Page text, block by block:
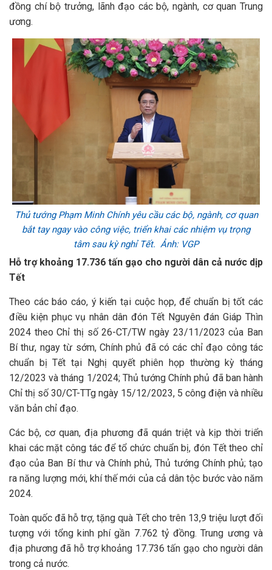
đồng chí bộ trưởng, lãnh đạo các bộ, ngành, cơ quan Trung
ương.
Thủ tướng Phạm Minh Chính yêu cầu các bộ, ngành, cơ quan
bắt tay ngay vào công việc, triển khai các nhiệm vụ trọng
tâm sau kỳ nghỉ Tết. Ảnh: VGP
Hỗ trợ khoảng 17.736 tấn gạo cho người dân cả nước dịp
Tết
Theo các báo cáo, ý kiến tại cuộc họp, để chuẩn bị tốt các
điều kiện phục vụ nhân dân đón Tết Nguyên đán Giáp Thìn
2024 theo Chỉ thị số 26-CT/TW ngày 23/11/2023 của Ban
Bí thư, ngay từ sớm, Chính phủ đã có các chỉ đạo công tác
chuẩn bị Tết tại Nghị quyết phiên họp thường kỳ tháng
12/2023 và tháng 1/2024; Thủ tướng Chính phủ đã ban hành
Chỉ thị số 30/CT-TTg ngày 15/12/2023, 5 công điện và nhiều
văn bản chỉ đạo.
Các bộ, cơ quan, địa phương đã quán triệt và kịp thời triển
khai các mặt công tác để tổ chức chuẩn bị, đón Tết theo chỉ
đạo của Ban Bí thư và Chính phủ, Thủ tướng Chính phủ; tạo
ra năng lượng mới, khí thế mới của cả dân tộc bước vào năm
2024.
Toàn quốc đã hỗ trợ, tặng quà Tết cho trên 13,9 triệu lượt đối
tượng với tổng kinh phí gần 7.762 tỷ đồng. Trung ương và
địa phương đã hỗ trợ khoảng 17.736 tấn gạo cho người dân
trong cả nước.